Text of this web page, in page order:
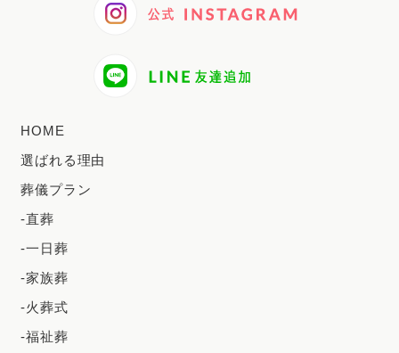
2024年6月
2024年5月
2024年2月
2023年12月
2023年11月
HOME
選ばれる理由
葬儀プラン
-直葬
-一日葬
-家族葬
-火葬式
-福祉葬